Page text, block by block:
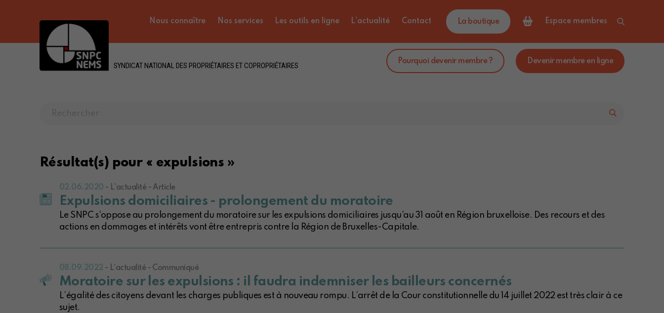
SYNDICAT NATIONAL DES PROPRIÉTAIRES ET COPROPRIÉTAIRES
Nous connaître Nos services Les outils en ligne L'actualité Contact La boutique Espace membres
Pourquoi devenir membre ? Devenir membre en ligne
Résultat(s) pour « expulsions »
02.06.2020 - L'actualité - Article
Expulsions domiciliaires - prolongement du moratoire
Le SNPC s'oppose au prolongement du moratoire sur les expulsions domiciliaires jusqu'au 31 août en Région bruxelloise. Des recours et des
actions en dommages et intérêts vont être entrepris contre la Région de Bruxelles-Capitale.
08.09.2022 - L'actualité - Communiqué
Moratoire sur les expulsions : il faudra indemniser les bailleurs concernés
L’égalité des citoyens devant les charges publiques est à nouveau rompu. L’arrêt de la Cour constitutionnelle du 14 juillet 2022 est très clair à ce
sujet.